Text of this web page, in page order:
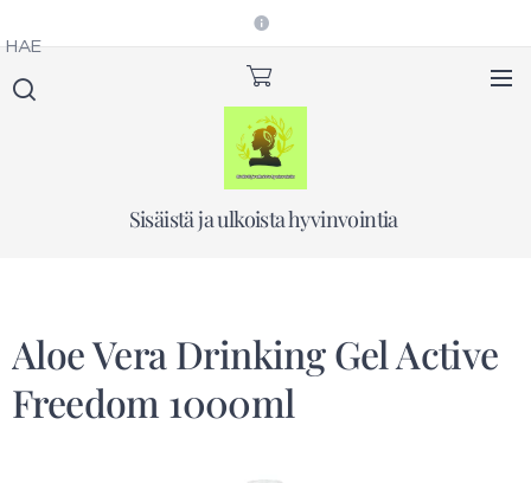
Sisäistä ja ulkoista hyvinvointia
HAE
Aloe Vera Drinking Gel Active
Freedom 1000ml